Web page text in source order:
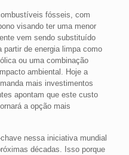
fósseis, com
visando ter uma menor
vem sendo substituído
partir de energia limpa como
ou uma combinação
ambiental. Hoje a
mais investimentos
apontam que este custo
a opção mais
nessa iniciativa mundial
décadas. Isso porque